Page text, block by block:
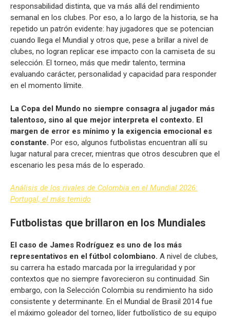
responsabilidad distinta, que va más allá del rendimiento
semanal en los clubes. Por eso, a lo largo de la historia, se ha
repetido un patrón evidente: hay jugadores que se potencian
cuando llega el Mundial y otros que, pese a brillar a nivel de
clubes, no logran replicar ese impacto con la camiseta de su
selección. El torneo, más que medir talento, termina
evaluando carácter, personalidad y capacidad para responder
en el momento límite.
La Copa del Mundo no siempre consagra al jugador más
talentoso, sino al que mejor interpreta el contexto. El
margen de error es mínimo y la exigencia emocional es
constante. Por eso, algunos futbolistas encuentran allí su
lugar natural para crecer, mientras que otros descubren que el
escenario les pesa más de lo esperado.
Análisis de los rivales de Colombia en el Mundial 2026:
Portugal, el más temido
Futbolistas que brillaron en los Mundiales
El caso de James Rodríguez es uno de los más
representativos en el fútbol colombiano. A nivel de clubes,
su carrera ha estado marcada por la irregularidad y por
contextos que no siempre favorecieron su continuidad. Sin
embargo, con la Selección Colombia su rendimiento ha sido
consistente y determinante. En el Mundial de Brasil 2014 fue
el máximo goleador del torneo, líder futbolístico de su equipo